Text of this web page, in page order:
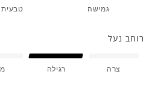
גמישה טבעית
רוחב נעל
צרה רגילה